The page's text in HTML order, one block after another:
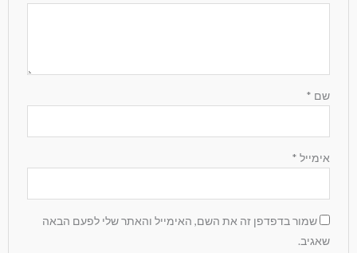
שם*
אימייל*
שמור בדפדפן זה את השם, האימייל והאתר שלי לפעם הבאה
שאגיב.